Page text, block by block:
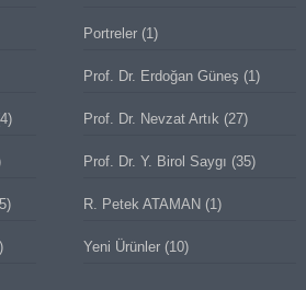
Portreler (1)
Prof. Dr. Erdoğan Güneş (1)
Prof. Dr. Nevzat Artık (27)
Prof. Dr. Y. Birol Saygı (35)
R. Petek ATAMAN (1)
Yeni Ürünler (10)